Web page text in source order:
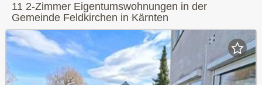
11 2-Zimmer Eigentumswohnungen in der
Gemeinde Feldkirchen in Kärnten